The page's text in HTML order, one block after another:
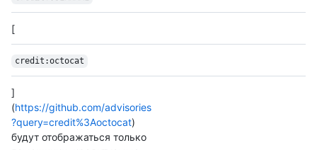
[
credit:octocat
]
(https://github.com/advisories
?query=credit%3Aoctocat)
будут отображаться только